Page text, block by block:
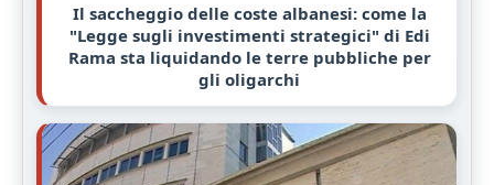
Il saccheggio delle coste albanesi: come la
"Legge sugli investimenti strategici" di Edi
Rama sta liquidando le terre pubbliche per
gli oligarchi